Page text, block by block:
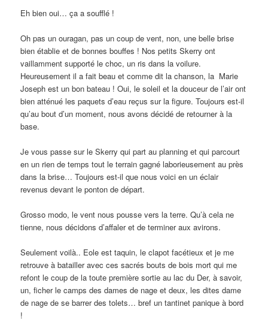
Eh bien oui… ça a soufflé !
Oh pas un ouragan, pas un coup de vent, non, une belle brise
bien établie et de bonnes bouffes ! Nos petits Skerry ont
vaillamment supporté le choc, un ris dans la voilure.
Heureusement il a fait beau et comme dit la chanson, la Marie
Joseph est un bon bateau ! Oui, le soleil et la douceur de l’air ont
bien atténué les paquets d’eau reçus sur la figure. Toujours est-il
qu’au bout d’un moment, nous avons décidé de retourner à la
base.
Je vous passe sur le Skerry qui part au planning et qui parcourt
en un rien de temps tout le terrain gagné laborieusement au près
dans la brise… Toujours est-il que nous voici en un éclair
revenus devant le ponton de départ.
Grosso modo, le vent nous pousse vers la terre. Qu’à cela ne
tienne, nous décidons d’affaler et de terminer aux avirons.
Seulement voilà.. Eole est taquin, le clapot facétieux et je me
retrouve à batailler avec ces sacrés bouts de bois mort qui me
refont le coup de la toute première sortie au lac du Der, à savoir,
un, ficher le camps des dames de nage et deux, les dites dame
de nage de se barrer des tolets… bref un tantinet panique à bord
!